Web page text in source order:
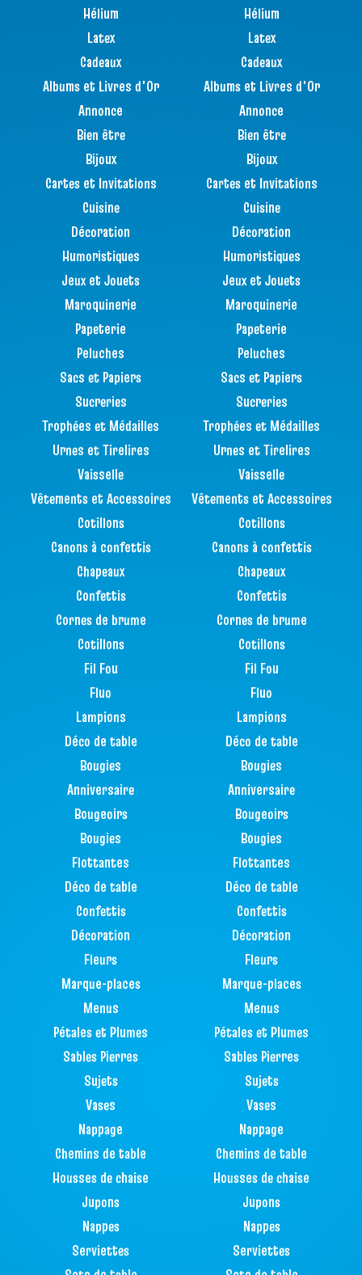
Hélium
Latex
Cadeaux
Albums et Livres d'Or
Annonce
Bien être
Bijoux
Cartes et Invitations
Cuisine
Décoration
Humoristiques
Jeux et Jouets
Maroquinerie
Papeterie
Peluches
Sacs et Papiers
Sucreries
Trophées et Médailles
Urnes et Tirelires
Vaisselle
Vêtements et Accessoires
Cotillons
Canons à confettis
Chapeaux
Confettis
Cornes de brume
Cotillons
Fil Fou
Fluo
Lampions
Déco de table
Bougies
Anniversaire
Bougeoirs
Bougies
Flottantes
Déco de table
Confettis
Décoration
Fleurs
Marque-places
Menus
Pétales et Plumes
Sables Pierres
Sujets
Vases
Nappage
Chemins de table
Housses de chaise
Jupons
Nappes
Serviettes
Hélium
Latex
Cadeaux
Albums et Livres d'Or
Annonce
Bien être
Bijoux
Cartes et Invitations
Cuisine
Décoration
Humoristiques
Jeux et Jouets
Maroquinerie
Papeterie
Peluches
Sacs et Papiers
Sucreries
Trophées et Médailles
Urnes et Tirelires
Vaisselle
Vêtements et Accessoires
Cotillons
Canons à confettis
Chapeaux
Confettis
Cornes de brume
Cotillons
Fil Fou
Fluo
Lampions
Déco de table
Bougies
Anniversaire
Bougeoirs
Bougies
Flottantes
Déco de table
Confettis
Décoration
Fleurs
Marque-places
Menus
Pétales et Plumes
Sables Pierres
Sujets
Vases
Nappage
Chemins de table
Housses de chaise
Jupons
Nappes
Serviettes